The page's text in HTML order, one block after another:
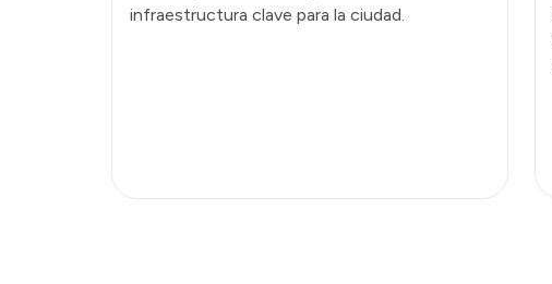
infraestructura clave para la ciudad.